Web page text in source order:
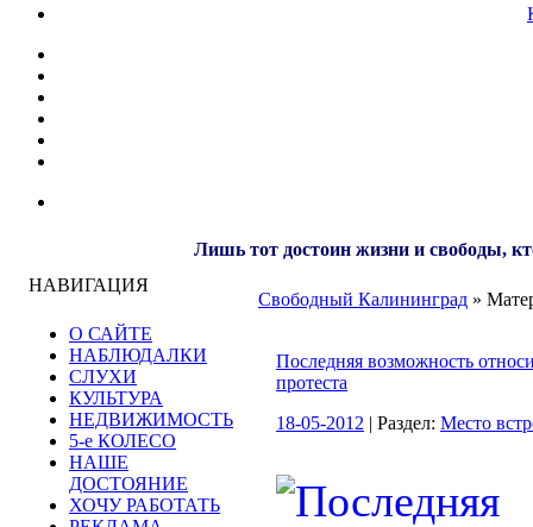
Лишь тот достоин жизни и свободы,
НАВИГАЦИЯ
О САЙТЕ
НАБЛЮДАЛКИ
СЛУХИ
КУЛЬТУРА
НЕДВИЖИМОСТЬ
5-е КОЛЕСО
НАШЕ
ДОСТОЯНИЕ
ХОЧУ РАБОТАТЬ
Свободный Калининград »
Последняя возможность
протеста
18-05-2012 | Раздел: Место